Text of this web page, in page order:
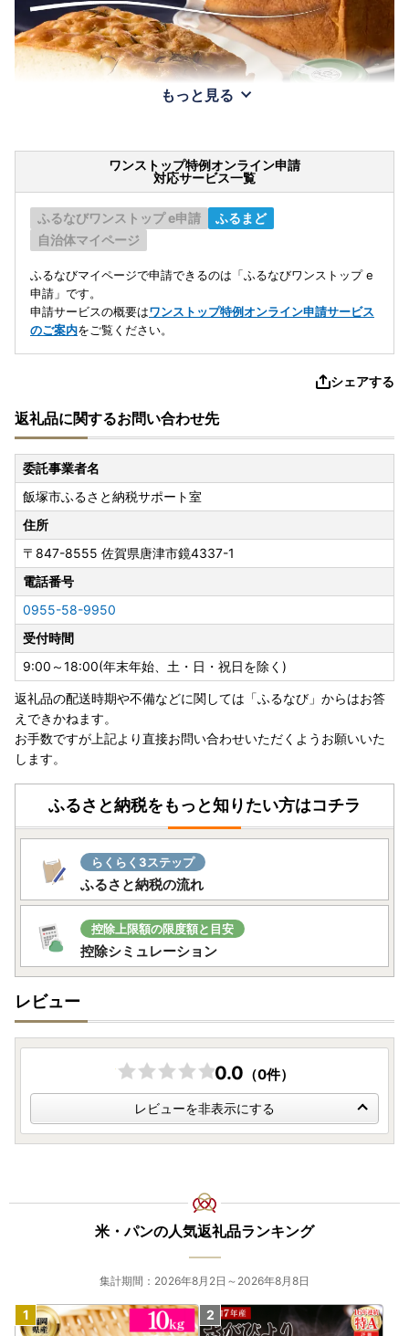
もっと見る
ワンストップ特例オンライン申請
対応サービス一覧
ふるなびワンストップ e申請
ふるまど
自治体マイページ
ふるなびマイページで申請できるのは「ふるなびワンストップ e
申請」です。
申請サービスの概要はワンストップ特例オンライン申請サービス
のご案内をご覧ください。
シェアする
返礼品に関するお問い合わせ先
委託事業者名
飯塚市ふるさと納税サポート室
住所
〒847-8555 佐賀県唐津市鏡4337-1
電話番号
0955-58-9950
受付時間
9:00～18:00(年末年始、土・日・祝日を除く)
返礼品の配送時期や不備などに関しては「ふるなび」からはお答
えできかねます。
お手数ですが上記より直接お問い合わせいただくようお願いいた
します。
ふるさと納税をもっと知りたい方はコチラ
らくらく3ステップ
ふるさと納税の流れ
控除上限額の限度額と目安
控除シミュレーション
レビュー
0.0 （0件）
レビューを非表示にする
米・パンの人気返礼品ランキング
集計期間：2026年8月2日～2026年8月8日